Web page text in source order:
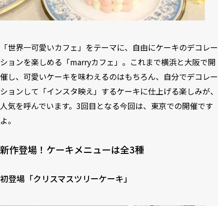
「世界一可愛いカフェ」をテーマに、自由にケーキのデコレー
ションを楽しめる「marryカフェ」。これまで横浜と大阪で開
催し、可愛いケーキを味わえるのはもちろん、自分でデコレー
ションして「インスタ映え」するケーキに仕上げる楽しみが、
人気を呼んでいます。3回目となる今回は、東京での開催です
よ。
新作登場！ケーキメニューは全3種
初登場「クリスマスツリーケーキ」